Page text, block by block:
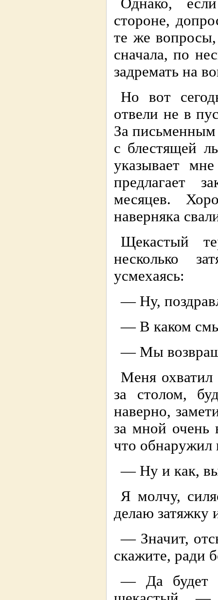
Однако,
стороне,
те же
сначала, по
задремать на
Но вот
отвели не в
За письменным
с блестящей
указывает
предлагает
месяцев.
наверняка
Щекастый
несколько
усмехаясь:
— Ну,
— В каком
— Мы
Меня охватил
за столом,
наверно,
за мной очень
что обнаружил
— Ну и как,
Я молчу,
делаю затяжку
— Значит,
скажите, ради
— Да будет